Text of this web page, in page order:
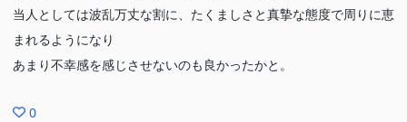
あと、OPは神of神
当人としては波乱万丈な割に、たくましさと真摯な態度で周りに恵
まれるようになり
あまり不幸感を感じさせないのも良かったかと。
0